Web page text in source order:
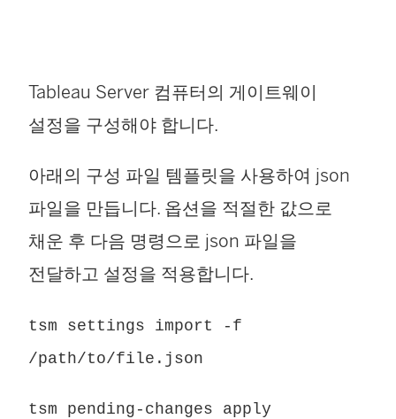
Tableau Server 컴퓨터의 게이트웨이
설정을 구성해야 합니다.
아래의 구성 파일 템플릿을 사용하여 json
파일을 만듭니다. 옵션을 적절한 값으로
채운 후 다음 명령으로 json 파일을
전달하고 설정을 적용합니다.
tsm settings import -f
/path/to/file.json
tsm pending-changes apply